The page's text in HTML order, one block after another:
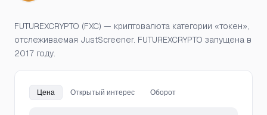
FUTUREXCRYPTO (FXC) — криптовалюта категории «токен»,
отслеживаемая JustScreener. FUTUREXCRYPTO запущена в
2017 году.
Цена Открытый интерес Оборот